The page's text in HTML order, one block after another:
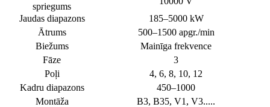
spriegums
Jaudas diapazons
185–5000 kW
Ātrums
500–1500 apgr./min
Biežums
Mainīga frekvence
Fāze
3
Poļi
4, 6, 8, 10, 12
Kadru diapazons
450–1000
Montāža
B3, B35, V1, V3.....